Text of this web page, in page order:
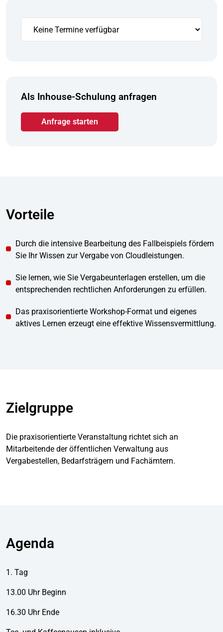
Als Inhouse-Schulung anfragen
Anfrage starten
Vorteile
Durch die intensive Bearbeitung des Fallbeispiels fördern
Sie Ihr Wissen zur Vergabe von Cloudleistungen.
Sie lernen, wie Sie Vergabeunterlagen erstellen, um die
entsprechenden rechtlichen Anforderungen zu erfüllen.
Das praxisorientierte Workshop-Format und eigenes
aktives Lernen erzeugt eine effektive Wissensvermittlung.
Zielgruppe
Die praxisorientierte Veranstaltung richtet sich an
Mitarbeitende der öffentlichen Verwaltung aus
Vergabestellen, Bedarfsträgern und Fachämtern.
Agenda
1. Tag
13.00 Uhr Beginn
16.30 Uhr Ende